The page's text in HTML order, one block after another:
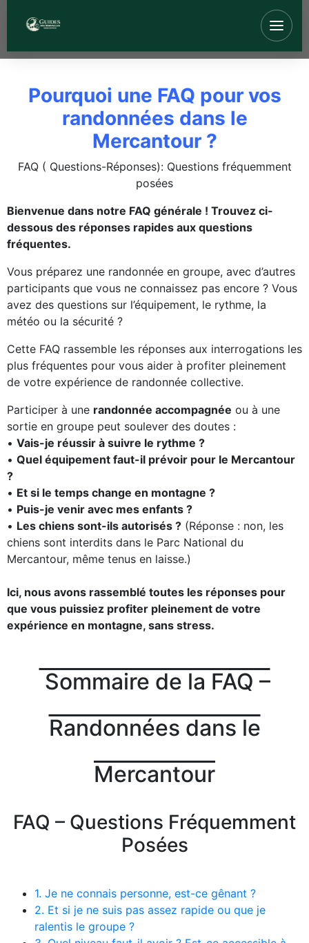
Pourquoi une FAQ pour vos
randonnées dans le
Mercantour ?
FAQ ( Questions-Réponses): Questions fréquemment
posées
Bienvenue dans notre FAQ générale ! Trouvez ci-
dessous des réponses rapides aux questions
fréquentes.
Vous préparez une randonnée en groupe, avec d’autres
participants que vous ne connaissez pas encore ? Vous
avez des questions sur l’équipement, le rythme, la
météo ou la sécurité ?
Cette FAQ rassemble les réponses aux interrogations les
plus fréquentes pour vous aider à profiter pleinement
de votre expérience de randonnée collective.
Participer à une randonnée accompagnée ou à une
sortie en groupe peut soulever des doutes :
• Vais-je réussir à suivre le rythme ?
• Quel équipement faut-il prévoir pour le Mercantour
?
• Et si le temps change en montagne ?
• Puis-je venir avec mes enfants ?
• Les chiens sont-ils autorisés ? (Réponse : non, les
chiens sont interdits dans le Parc National du
Mercantour, même tenus en laisse.)
Ici, nous avons rassemblé toutes les réponses pour
que vous puissiez profiter pleinement de votre
expérience en montagne, sans stress.
Sommaire de la FAQ –
Randonnées dans le
Mercantour
FAQ – Questions Fréquemment
Posées
1. Je ne connais personne, est-ce gênant ?
2. Et si je ne suis pas assez rapide ou que je
ralentis le groupe ?